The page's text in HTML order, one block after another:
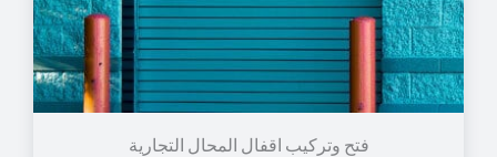
فتح وتركيب اقفال المحال التجارية